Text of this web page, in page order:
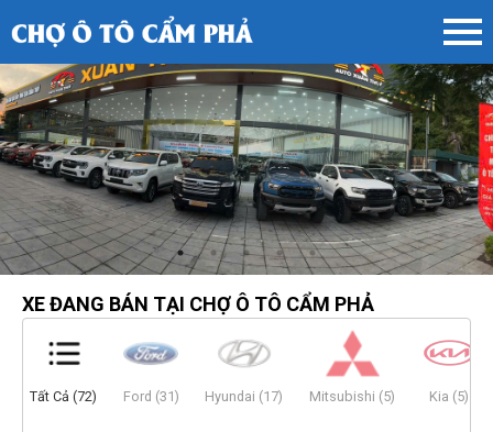
XE ĐANG BÁN TẠI CHỢ Ô TÔ CẨM PHẢ
Tất Cả (72) Ford (31) Hyundai (17) Mitsubishi (5) Kia (5)